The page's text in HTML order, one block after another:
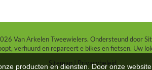
Van Arkelen Tweewielers. Ondersteund door
verhuurd en repareert e bikes en fietsen. Uw
Sitemap
Privacybeleid
producten en diensten. Door onze